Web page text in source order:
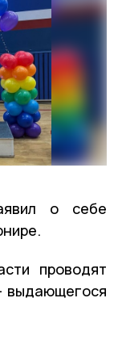
о себе
проводят
выдающегося